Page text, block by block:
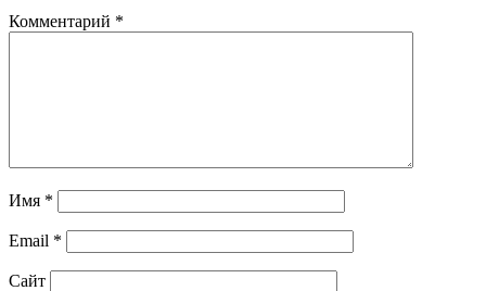
Комментарий *
Имя *
Email *
Сайт